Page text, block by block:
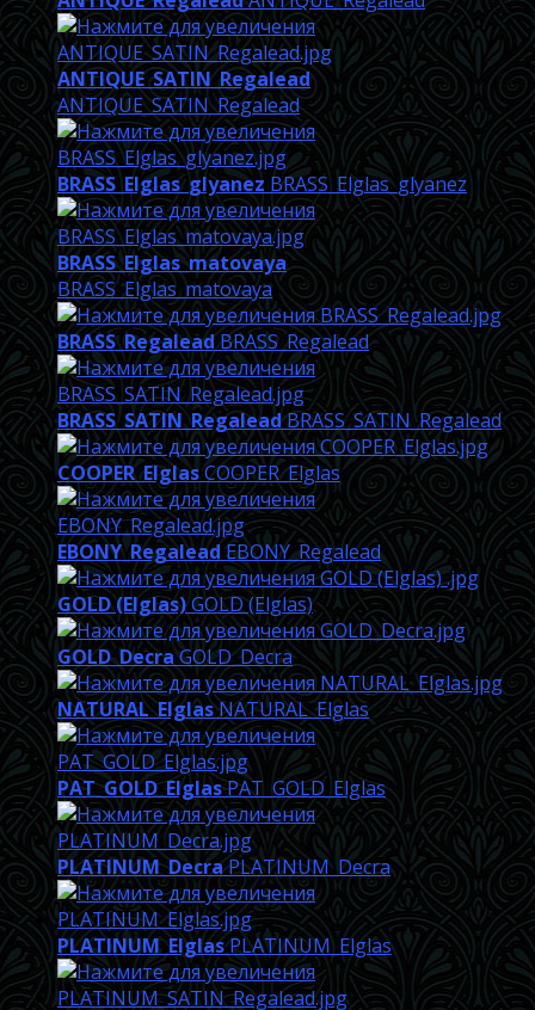
ANTIQUE_SATIN_Regalead
ANTIQUE_SATIN_Regalead
BRASS_Elglas_glyanez BRASS_Elglas_glyanez
BRASS_Elglas_matovaya
BRASS_Elglas_matovaya
BRASS_Regalead BRASS_Regalead
BRASS_SATIN_Regalead BRASS_SATIN_Regalead
COOPER_ElglasCOOPER_Elglas
EBONY_RegaleadEBONY_Regalead
GOLD (Elglas)GOLD (Elglas)
GOLD_Decra GOLD_Decra
NATURAL_ElglasNATURAL_Elglas
PAT_GOLD_ElglasPAT_GOLD_Elglas
PLATINUM_DecraPLATINUM_Decra
PLATINUM_ElglasPLATINUM_Elglas